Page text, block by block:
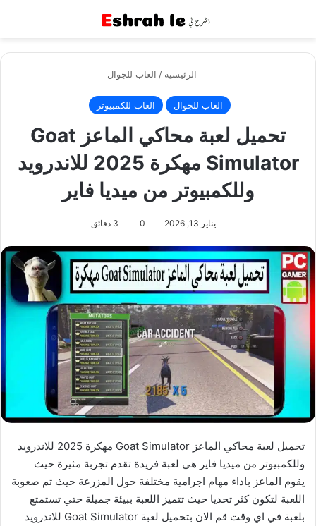
الرئيسية / العاب للجوال
العاب للجوال العاب للكمبيوتر
تحميل لعبة محاكي الماعز Goat
Simulator مهكرة 2025 للاندرويد
وللكمبيوتر من ميديا فاير
يناير 13, 2026 0
تحميل لعبة محاكي الماعز Goat Simulator مهكرة 2025 للاندرويد
وللكمبيوتر من ميديا فاير هي لعبة فريدة تقدم تجربة مثيرة حيث
يقوم الماعز باداء مهام اجرامية مختلفة حول المزرعة حيث تم صعوبة
اللعبة لتكون كثر تحديا حيث تتميز اللعبة ببيئة جميلة حتي تستمتع
بلعبة في اي وقت قم الان بتحميل لعبة Goat Simulator للاندرويد